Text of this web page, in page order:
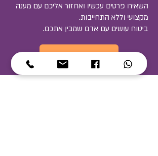
השאירו פרטים עכשיו ואחזור אליכם עם מענה
מקצועי וללא התחייבות.
ביטוח עושים עם אדם שמבין אתכם.
צרו קשר עכשיו